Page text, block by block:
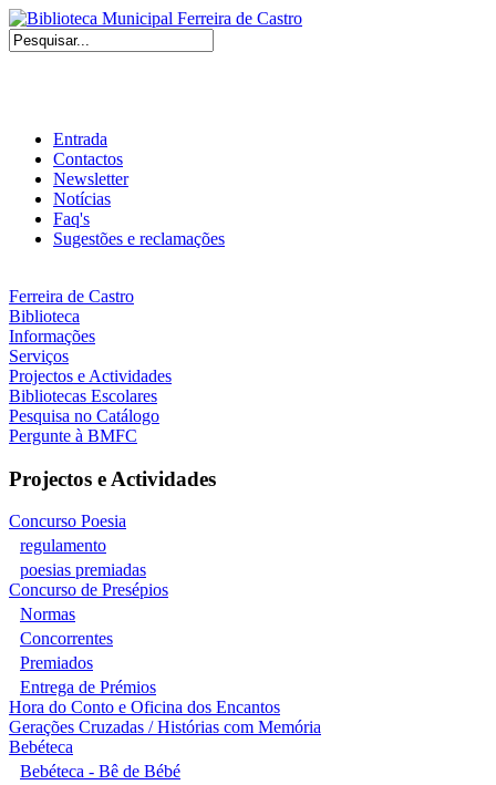
Entrada
Contactos
Newsletter
Notícias
Faq's
Sugestões e reclamações
Ferreira de Castro
Biblioteca
Informações
Serviços
Projectos e Actividades
Bibliotecas Escolares
Pesquisa no Catálogo
Pergunte à BMFC
Projectos e Actividades
Concurso Poesia
regulamento
poesias premiadas
Concurso de Presépios
Normas
Concorrentes
Premiados
Entrega de Prémios
Hora do Conto e Oficina dos Encantos
Gerações Cruzadas / Histórias com Memória
Bebéteca
Bebéteca - Bê de Bébé